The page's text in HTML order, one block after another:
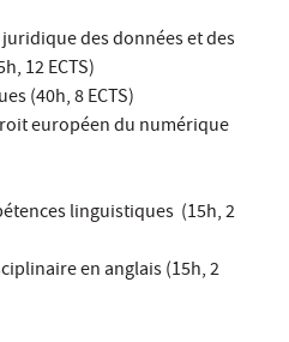
des données et des
12 ECTS)
(40h, 8 ECTS)
européen du numérique
linguistiques (15h, 2
en anglais (15h, 2